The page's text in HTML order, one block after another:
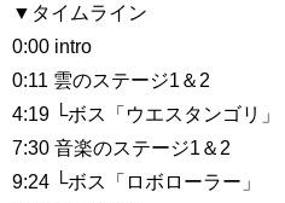
▼タイムライン
0:00 intro
0:11 雲のステージ1＆2
4:19 └ボス「ウエスタンゴリ」
7:30 音楽のステージ1＆2
9:24 └ボス「ロボローラー」